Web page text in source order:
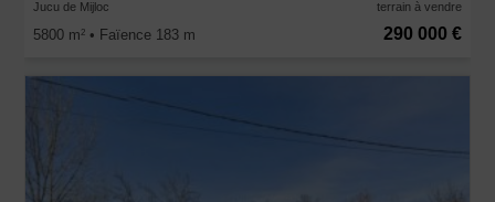
Jucu de Mijloc terrain à vendre
5800 m2 • Faïence 183 m 290 000 €